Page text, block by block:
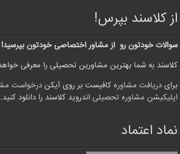
از کلاسند بپرس!
سوالات خودتون رو از مشاور اختصاصی خودتون بپرسید!
کلاسند به شما بهترین مشاورین تحصیلی را معرفی
برایدریافت مشاوره کافیست بر روی آیکندرخواست
اپلیکیشن مشاوره تحصیلی اندروید کلاسند را دانلود کنید.
نماد اعتماد